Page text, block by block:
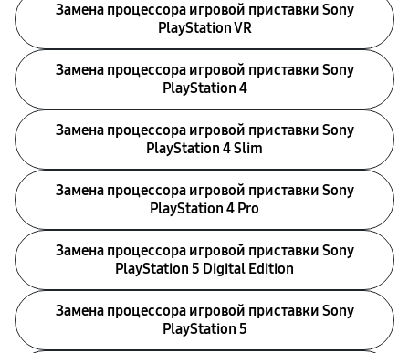
Замена процессора игровой приставки Sony
PlayStation VR
Замена процессора игровой приставки Sony
PlayStation 4
Замена процессора игровой приставки Sony
PlayStation 4 Slim
Замена процессора игровой приставки Sony
PlayStation 4 Pro
Замена процессора игровой приставки Sony
PlayStation 5 Digital Edition
Замена процессора игровой приставки Sony
PlayStation 5